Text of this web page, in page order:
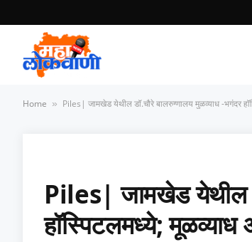
Home » Piles| जामखेड येथील डॉ.चौरे बालरुग्णालय मुळव्याध -भगंदर
Piles| जामखेड येथील
हॉस्पिटलमध्ये;